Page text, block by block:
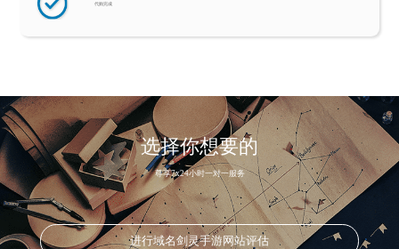
代购完成
选择你想要的
尊享7x24小时一对一服务
进行域名剑灵手游网站评估